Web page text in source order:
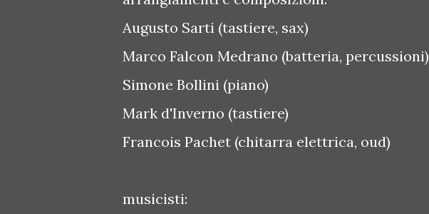
Augusto Sarti (tastiere, sax)
Marco Falcon Medrano (batteria, percussioni)
Simone Bollini (piano)
Mark d'Inverno (tastiere)
Francois Pachet (chitarra elettrica, oud)
musicisti: